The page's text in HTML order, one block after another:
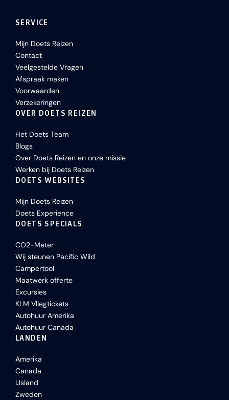
SERVICE
Mijn Doets Reizen
Contact
Veelgestelde Vragen
Afspraak maken
Voorwaarden
Verzekeringen
OVER DOETS REIZEN
Het Doets Team
Blogs
Over Doets Reizen en onze missie
Werken bij Doets Reizen
DOETS WEBSITES
Mijn Doets Reizen
Doets Experience
DOETS SPECIALS
CO2-Meter
Wij steunen Pacific Wild
Campertool
Maatwerk offerte
Excursies
KLM Vliegtickets
Autohuur Amerika
Autohuur Canada
LANDEN
Amerika
Canada
IJsland
Zweden